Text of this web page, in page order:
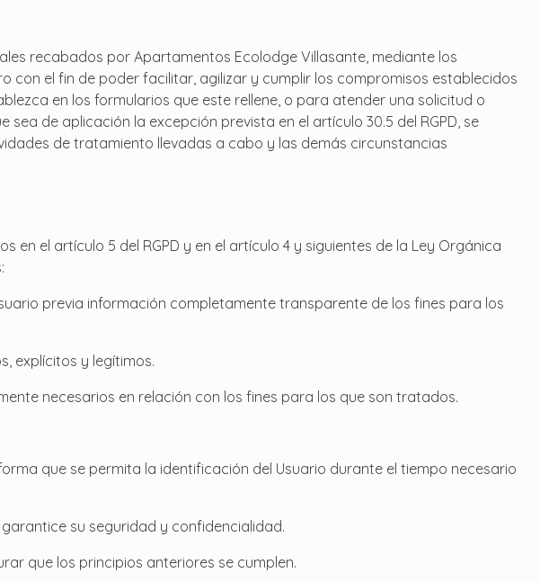
recabados por Apartamentos Ecolodge Villasante, mediante los
el fin de poder facilitar, agilizar y cumplir los compromisos establecidos
en los formularios que este rellene, o para atender una solicitud o
sea de aplicación la excepción prevista en el artículo 30.5 del RGPD, se
de tratamiento llevadas a cabo y las demás circunstancias
el artículo 5 del RGPD y en el artículo 4 y siguientes de la Ley Orgánica
previa información completamente transparente de los fines para los
explícitos y legítimos.
necesarios en relación con los fines para los que son tratados.
que se permita la identificación del Usuario durante el tiempo necesario
su seguridad y confidencialidad.
que los principios anteriores se cumplen.